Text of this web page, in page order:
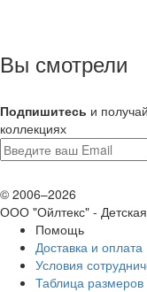
Вы смотрели
Подпишитесь и
коллекциях
© 2006–2026
ООО "Ойлтекс" -
Помощь
Доставка и оплата
Условия
Таблица размеров